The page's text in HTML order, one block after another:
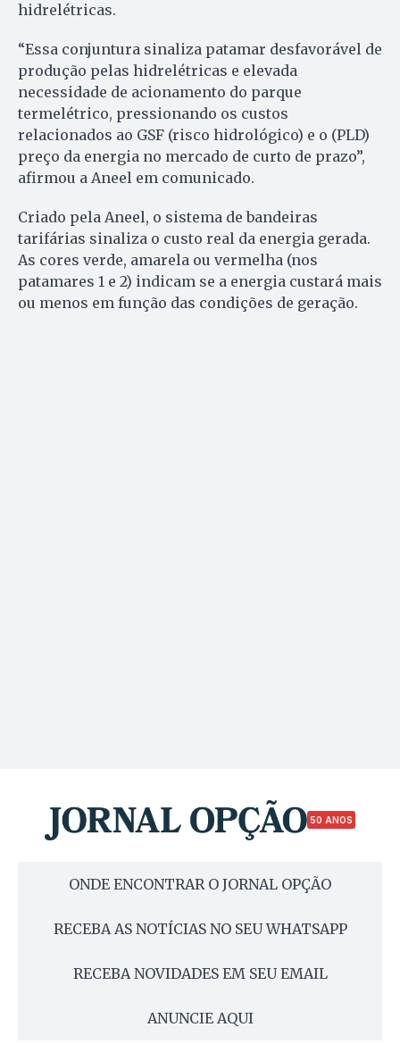
hidrelétricas.
“Essa conjuntura sinaliza patamar desfavorável de
produção pelas hidrelétricas e elevada
necessidade de acionamento do parque
termelétrico, pressionando os custos
relacionados ao GSF (risco hidrológico) e o (PLD)
preço da energia no mercado de curto de prazo”,
afirmou a Aneel em comunicado.
Criado pela Aneel, o sistema de bandeiras
tarifárias sinaliza o custo real da energia gerada.
As cores verde, amarela ou vermelha (nos
patamares 1 e 2) indicam se a energia custará mais
ou menos em função das condições de geração.
50 ANOS
ONDE ENCONTRAR O JORNAL OPÇÃO
RECEBA AS NOTÍCIAS NO SEU WHATSAPP
RECEBA NOVIDADES EM SEU EMAIL
ANUNCIE AQUI